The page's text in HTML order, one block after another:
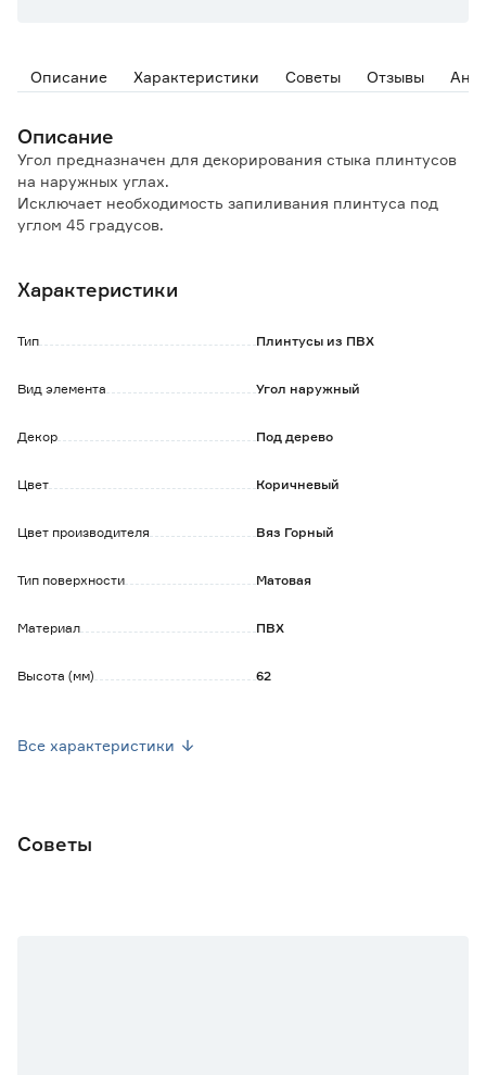
Описание Характеристики Советы Отзывы
Описание
Угол предназначен для декорирования стыка плинтусов
на наружных углах.
Исключает необходимость запиливания плинтуса под
углом 45 градусов.
Характеристики
Тип Плинтусы из ПВХ
Вид элемента Угол наружный
Декор Под дерево
Цвет Коричневый
Цвет производителя Вяз Горный
Тип поверхности Матовая
Материал ПВХ
Высота (мм) 62
Все характеристики
Советы